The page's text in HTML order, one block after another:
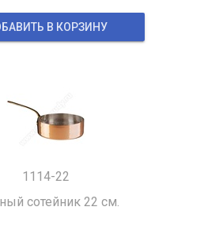
В КОРЗИНУ
1114-22
сотейник 22 см.